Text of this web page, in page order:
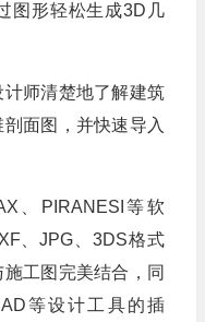
图形轻松生成3D几
师清楚地了解建筑
面图，并快速导入
、PIRANESI等软
、JPG、3DS格式
工图完美结合，同
等设计工具的插